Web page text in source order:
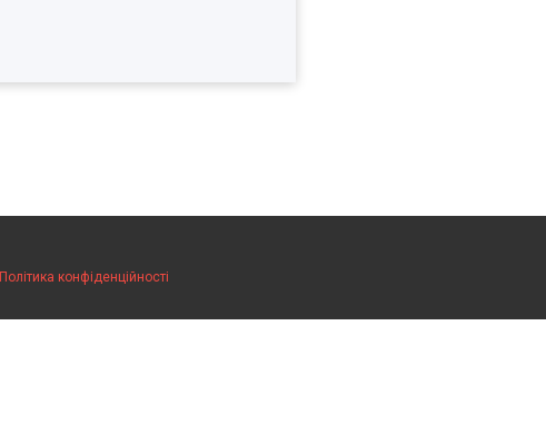
Політика конфіденційності